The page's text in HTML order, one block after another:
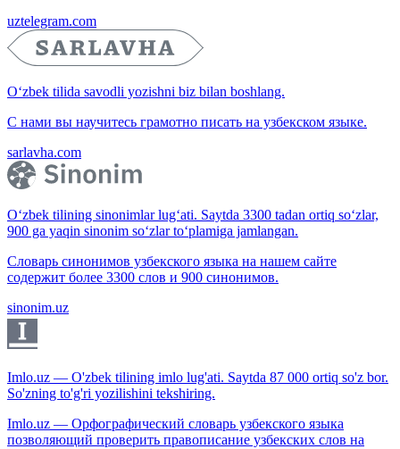
uztelegram.com
O‘zbek tilida savodli yozishni biz bilan boshlang.
С нами вы научитесь грамотно писать на узбекском языке.
sarlavha.com
O‘zbek tilining sinonimlar lug‘ati. Saytda 3300 tadan ortiq so‘zlar,
900 ga yaqin sinonim so‘zlar to‘plamiga jamlangan.
Словарь синонимов узбекского языка на нашем сайте
содержит более 3300 слов и 900 синонимов.
sinonim.uz
Imlo.uz — O'zbek tilining imlo lug'ati. Saytda 87 000 ortiq so'z bor.
So'zning to'g'ri yozilishini tekshiring.
Imlo.uz — Орфографический словарь узбекского языка
позволяющий проверить правописание узбекских слов на